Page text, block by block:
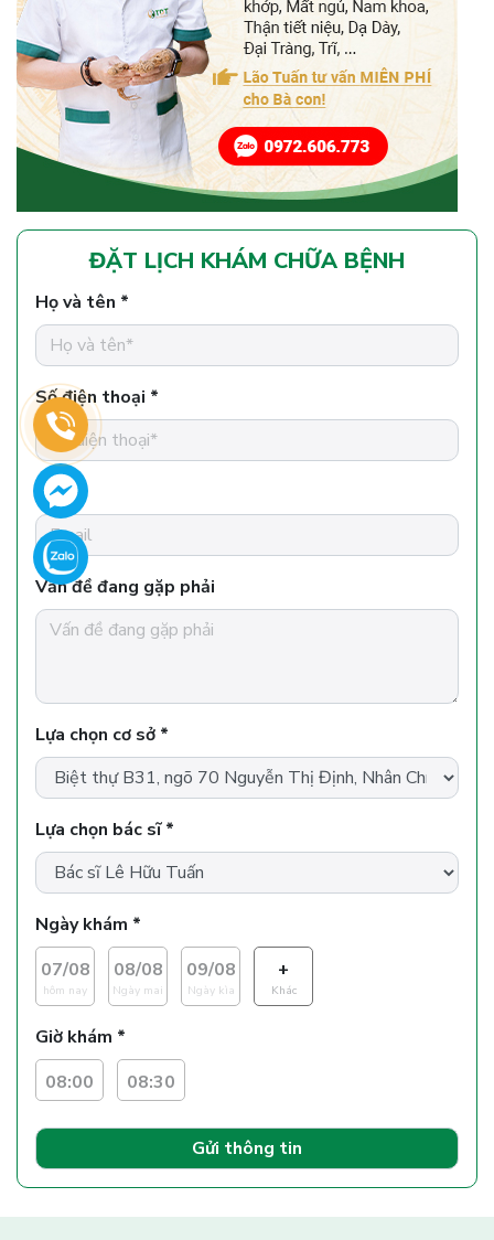
ĐẶT LỊCH KHÁM CHỮA BỆNH
Họ và tên *
Số điện thoại *
Email
Vấn đề đang gặp phải
Lựa chọn cơ sở *
Lựa chọn bác sĩ *
Ngày khám *
07/08
hôm nay
08/08
Ngày mai
09/08
Ngày kìa
+
Khác
Giờ khám *
08:00
08:30
Gửi thông tin